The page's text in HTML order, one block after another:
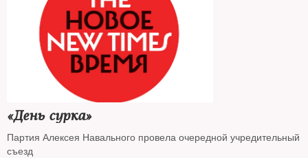
«День сурка»
Партия Алексея Навального провела очередной учредительный
съезд